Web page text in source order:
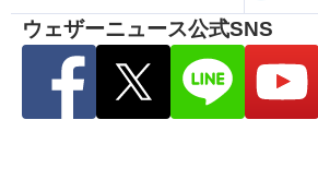
ウェザーニュース公式SNS